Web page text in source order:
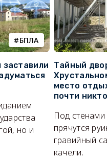
БПЛА
но и
Тайный
место
почти
Под стенами
прячутся
гравийный
качели.